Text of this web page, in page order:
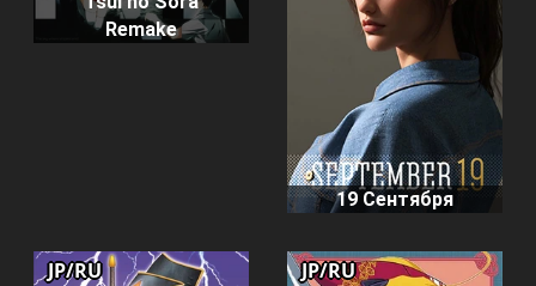
Remake
19 Сентября
JP/RU JP/RU